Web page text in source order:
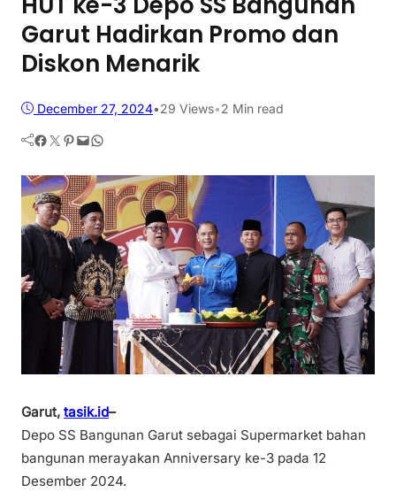
Garut Hadirkan Promo dan
Diskon Menarik
December 27, 2024•29 Views•2 Min read
Facebook Twitter Pinterest Mail WhatsApp
Garut, tasik.id–
Depo SS Bangunan Garut sebagai Supermarket bahan
bangunan merayakan Anniversary ke-3 pada 12
Desember 2024.